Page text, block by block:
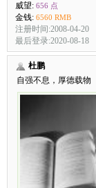
威望: 656 点
金钱: 6560 RMB
注册时间:2008-04-20
最后登录:2020-08-18
杜鹏
自强不息，厚德载物